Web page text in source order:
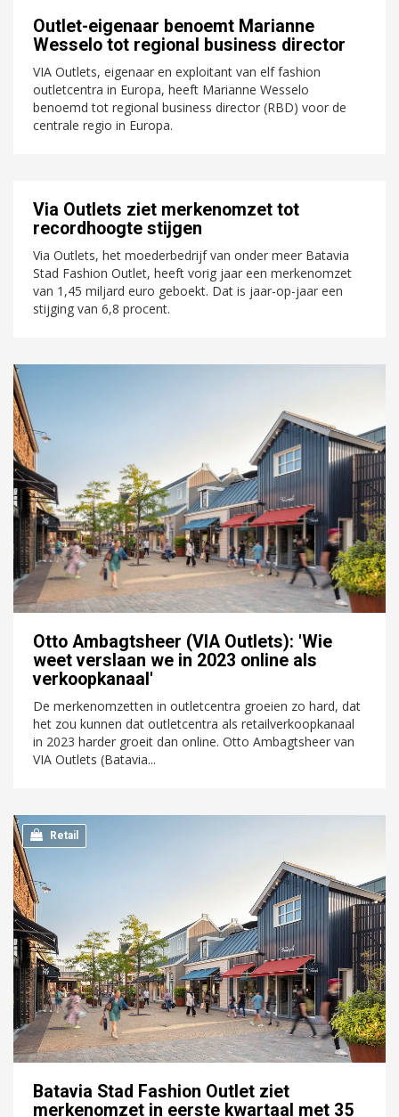
Outlet-eigenaar benoemt Marianne
Wesselo tot regional business director
VIA Outlets, eigenaar en exploitant van elf fashion
outletcentra in Europa, heeft Marianne Wesselo
benoemd tot regional business director (RBD) voor de
centrale regio in Europa.
Via Outlets ziet merkenomzet tot
recordhoogte stijgen
Via Outlets, het moederbedrijf van onder meer Batavia
Stad Fashion Outlet, heeft vorig jaar een merkenomzet
van 1,45 miljard euro geboekt. Dat is jaar-op-jaar een
stijging van 6,8 procent.
Otto Ambagtsheer (VIA Outlets): 'Wie
weet verslaan we in 2023 online als
verkoopkanaal'
De merkenomzetten in outletcentra groeien zo hard, dat
het zou kunnen dat outletcentra als retailverkoopkanaal
in 2023 harder groeit dan online. Otto Ambagtsheer van
VIA Outlets (Batavia...
Retail
Batavia Stad Fashion Outlet ziet
merkenomzet in eerste kwartaal met 35